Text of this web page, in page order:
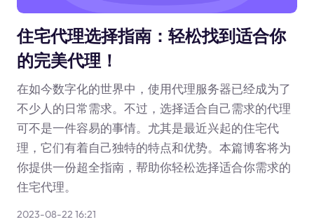
住宅代理选择指南：轻松找到适合你
的完美代理！
在如今数字化的世界中，使用代理服务器已经成为了
不少人的日常需求。不过，选择适合自己需求的代理
可不是一件容易的事情。尤其是最近兴起的住宅代
理，它们有着自己独特的特点和优势。本篇博客将为
你提供一份超全指南，帮助你轻松选择适合你需求的
住宅代理。
2023-08-22 16:21